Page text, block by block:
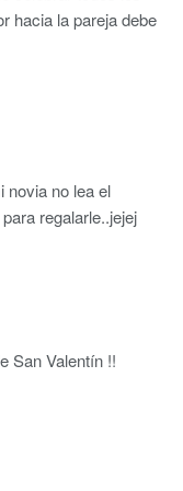
hacia la pareja debe
novia no lea el
regalarle..jejej
San Valentín !!